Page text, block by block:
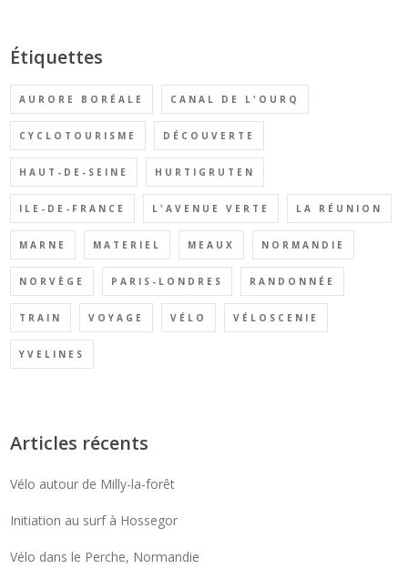
Étiquettes
AURORE BORÉALE CANAL DE L'OURQ
CYCLOTOURISME DÉCOUVERTE
HAUT-DE-SEINE HURTIGRUTEN
ILE-DE-FRANCE L'AVENUE VERTE LA RÉUNION
MARNE MATERIEL MEAUX NORMANDIE
NORVÈGE PARIS-LONDRES RANDONNÉE
TRAIN VOYAGE VÉLO VÉLOSCENIE
YVELINES
Articles récents
Vélo autour de Milly-la-forêt
Initiation au surf à Hossegor
Vélo dans le Perche, Normandie